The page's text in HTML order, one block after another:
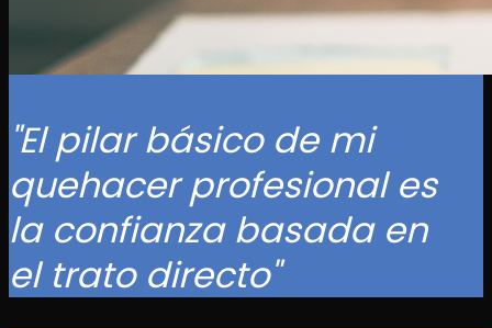
"El pilar básico de mi
quehacer profesional es
la confianza basada en
el trato directo"